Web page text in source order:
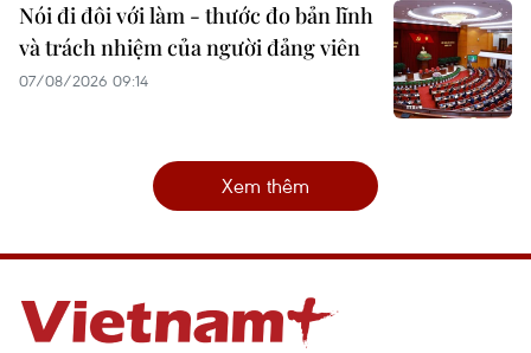
Nói đi đôi với làm - thước đo bản lĩnh
và trách nhiệm của người đảng viên
07/08/2026 09:14
Xem thêm